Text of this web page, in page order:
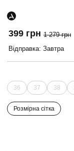
399 грн 1 279 грн
Відправка: Завтра
36 37 38
Розмірна сітка